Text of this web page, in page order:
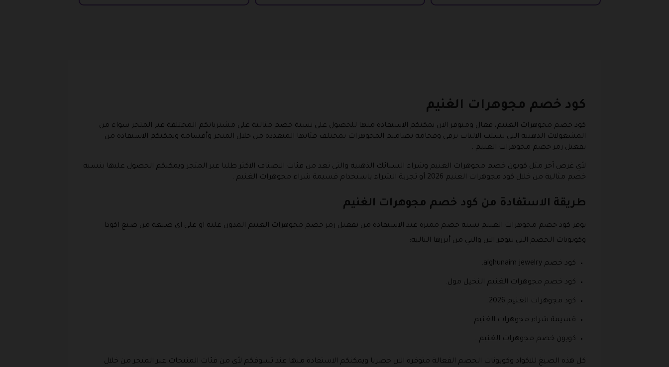
كود خصم مجوهرات الغنيم
كود خصم مجوهرات الغنيم، فعال ومتوفر الان يمكنكم الاستفادة منها للحصول على نسبة خصم مثالية على مشترياتكم المختلفة عبر المتجر سواء من
المشغولات الذهبية التي تسلب الالباب برقى وفخامة تصاميم المجوهرات بمختلف فئاتها المتعددة من خلال المتجر وأقسامه ويمكنكم الاستفادة من
تفعيل رمز خصم مجوهرات الغنيم .
لأي غرض آخر مثل كوبون خصم مجوهرات الغنيم وشراء السبائك الذهبية والتى تعد من فئات الاصناف الاكثر طلبا عبر المتجر ويمكنكم الحصول عليها بنسبة
خصم مثالية من خلال كود مجوهرات الغنيم 2026 أو تجربة الشراء باستخدام قسيمة شراء مجوهرات الغنيم .
طريقة الاستفادة من كود خصم مجوهرات الغنيم
يوفر كود خصم مجوهرات الغنيم نسبة خصم مميزة عند الاستفادة من تفعيل رمز خصم مجوهرات الغنيم المدون عليه او على اى صيغة من صيغ اكودا
وكوبونات الخصم التي تتوفر الآن والتي من أبرزها التالية:
كود خصم alghunaim jewelry.
كود خصم مجوهرات الغنيم النخيل مول.
كود مجوهرات الغنيم 2026.
قسيمة شراء مجوهرات الغنيم .
كوبون خصم مجوهرات الغنيم .
كل هذه الصيغ للاكواد وكوبونات الخصم الفعالة متوفرة الان حصريا ويمكنكم الاستفادة منها عند تسوقكم لأى من فئات المنتجات عبر المتجر من خلال